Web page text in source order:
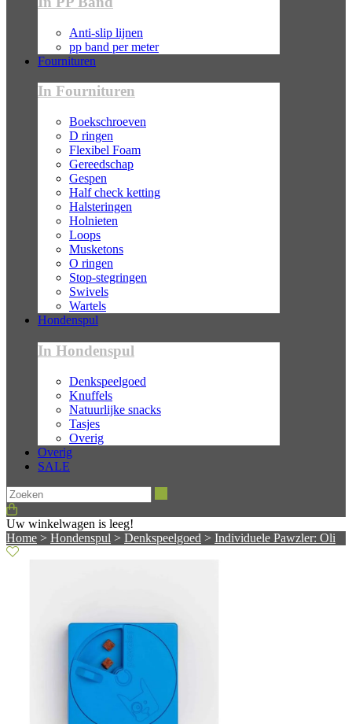
Anti-slip lijnen
pp band per meter
Fournituren
In Fournituren
Boekschroeven
D ringen
Flexibel Foam
Gereedschap
Gespen
Half check ketting
Halsteringen
Holnieten
Loops
Musketons
O ringen
Stop-stegringen
Swivels
Wartels
Hondenspul
In Hondenspul
Denkspeelgoed
Knuffels
Natuurlijke snacks
Tasjes
Overig
Overig
SALE
Uw winkelwagen is leeg!
Home > Hondenspul > Denkspeelgoed > Individuele Pawzler: Oli